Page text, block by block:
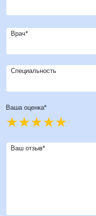
Врач*
Специальность
Ваша оценка*
Ваш отзыв*